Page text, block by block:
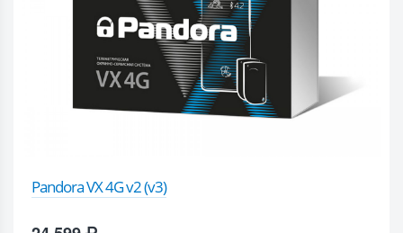
Pandora VX 4G v2 (v3)